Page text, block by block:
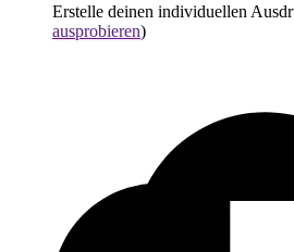
Erstelle deinen individuellen
ausprobieren)